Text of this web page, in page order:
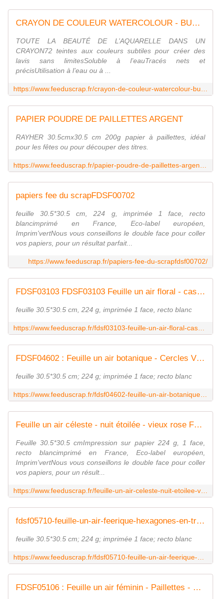
CRAYON DE COULEUR WATERCOLOUR - BURNT CARMINE 65 derwent-fee-du-scrap
TOUTE LA BEAUTÉ DE L’AQUARELLE DANS UN
CRAYON72 teintes aux couleurs subtiles pour créer des
lavis sans limitesSoluble à l’eauTracés nets et
précisUtilisation à l’eau ou à ...
PAPIER POUDRE DE PAILLETTES ARGENT
RAYHER 30.5cmx30.5 cm 200g papier à paillettes, idéal
pour les fêtes ou pour découper des titres.
papiers fee du scrapFDSF00702
feuille 30.5*30.5 cm, 224 g, imprimée 1 face, recto
blancimprimé en France, Eco-label européen,
Imprim'vertNous vous conseillons le double face pour coller
vos papiers, pour un résultat parfait...
https://www.feeduscrap.fr/papiers-fee-du-scrapfdsf00702/
FDSF03103 FDSF03103 Feuille un air floral - cascade de triangles rose FEE DU SCRAP
feuille 30.5*30.5 cm, 224 g, imprimée 1 face, recto blanc
FDSF04602 : Feuille un air botanique - Cercles Vieux Rose FEE DU SCRAP
feuille 30.5*30.5 cm; 224 g; imprimée 1 face; recto blanc
Feuille un air céleste - nuit étoilée - vieux rose Fée du Scrap
Feuille 30.5*30.5 cmImpression sur papier 224 g, 1 face,
recto blancimprimé en France, Eco-label européen,
Imprim'vertNous vous conseillons le double face pour coller
vos papiers, pour un résult...
fdsf05710-feuille-un-air-feerique-hexagones-en-triangles-taupe FEE DU SCRAP
feuille 30.5*30.5 cm; 224 g; imprimée 1 face; recto blanc
FDSF05106 : Feuille un air féminin - Paillettes - Gris FEE DU SCRAP